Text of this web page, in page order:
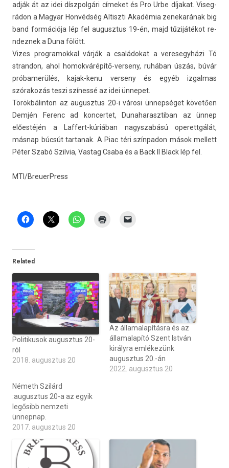
adják át az idei díszpol­gári címeket és Pro Urbe díjakat. Viseg­
rádon a Magyar Honvédség Al­tiszti Akadémia zenekarának big
band formációja lép fel augusztus 19-én, majd tűzijátékot re­
ndez­nek a Duna fölött.
Vizes pro­gramokk­al várják a családokat a veresegyházi Tó
stran­don, ahol homokvárépítő-verseny, ruhában úszás, búvár
próbamerülés, kajak-kenu ver­seny és egyéb iz­galmas
szórakozás teszi színessé az idei ünnepet.
Török­bálin­ton az augusztus 20-i városi ünnepséget követően
Demjén Ferenc ad kon­certet, Dunaharasztiban az ünnep
előestéjén a Laffert-kúriában nagys­zabású op­erettgálát,
másnap búcsút tar­tanak. A Piac téri szín­padon mások mel­lett
Péter Szabó Szil­via, Vas­tag Csaba és a Back II Black lép fel.
MTI/BreuerPress
Related
Politikusok augusztus 20-
ról
2018. augusztus 20
Az államalapításra és az
államalapító Szent István
királyra emlékezünk
augusztus 20.-án
2022. augusztus 20
Németh Szilárd
:augusztus 20-a az egyik
legősibb nemzeti
ünnepnap.
2017. augusztus 20